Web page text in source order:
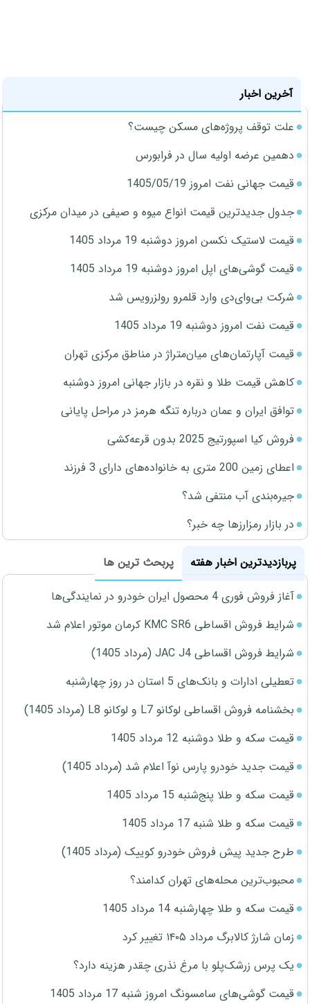
آخرین اخبار
علت توقف پروژه‌های مسکن چیست؟
دهمین عرضه اولیه سال در فرابورس
قیمت جهانی نفت امروز 1405/05/19
جدول جدیدترین قیمت انواع میوه و صیفی در میدان مرکزی
قیمت لاستیک نکسن امروز دوشنبه 19 مرداد 1405
قیمت گوشی‌های اپل امروز دوشنبه 19 مرداد 1405
شرکت بی‌وای‌دی وارد قلمرو رولزرویس شد
قیمت نفت امروز دوشنبه 19 مرداد 1405
قیمت آپارتمان‌های میان‌متراژ در مناطق مرکزی تهران
کاهش قیمت طلا و نقره در بازار جهانی امروز دوشنبه
توافق ایران و عمان درباره تنگه هرمز در مراحل پایانی
فروش کیا اسپورتیج 2025 بدون قرعه‌کشی
اعطای زمین 200 متری به خانواده‌های دارای 3 فرزند
جیره‌بندی آب منتفی شد؟
در بازار رمزارزها چه خبر؟
پربازدیدترین اخبار هفته
پربحث ترین ها
آغاز فروش فوری 4 محصول ایران خودرو در نمایندگی‌ها
شرایط فروش اقساطی KMC SR6 کرمان موتور اعلام شد
شرایط فروش اقساطی JAC J4 (مرداد 1405)
تعطیلی ادارات و بانک‌های 5 استان در روز چهارشنبه
بخشنامه فروش اقساطی لوکانو L7 و لوکانو L8 (مرداد 1405)
قیمت سکه و طلا دوشنبه 12 مرداد 1405
قیمت جدید خودرو پارس نوآ اعلام شد (مرداد 1405)
قیمت سکه و طلا پنج‌شنبه 15 مرداد 1405
قیمت سکه و طلا شنبه 17 مرداد 1405
طرح جدید پیش فروش خودرو کوییک (مرداد 1405)
محبوب‌ترین محله‌های تهران کدامند؟
قیمت سکه و طلا چهارشنبه 14 مرداد 1405
زمان شارژ کالابرگ مرداد ۱۴۰۵ تغییر کرد
یک پرس زرشک‌پلو با مرغ نذری چقدر هزینه دارد؟
قیمت گوشی‌های سامسونگ امروز شنبه 17 مرداد 1405